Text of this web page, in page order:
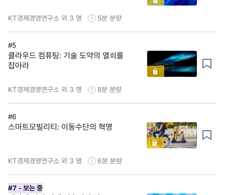
KT경제경영연구소 외 3 명 5분 분량
#5
클라우드 컴퓨팅: 기술 도약의 열쇠를
잡아라
KT경제경영연구소 외 3 명 8분 분량
#6
스마트모빌리티: 이동수단의 혁명
KT경제경영연구소 외 3 명 6분 분량
#7 - 보는 중